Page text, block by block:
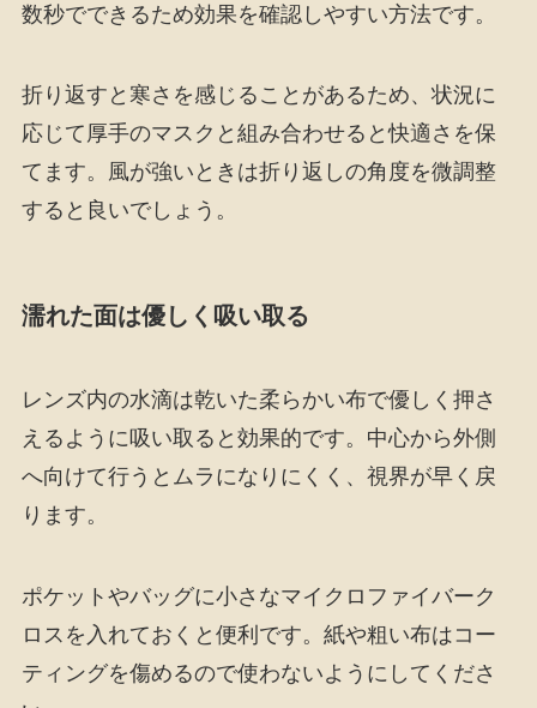
数秒でできるため効果を確認しやすい方法です。
折り返すと寒さを感じることがあるため、状況に
応じて厚手のマスクと組み合わせると快適さを保
てます。風が強いときは折り返しの角度を微調整
すると良いでしょう。
濡れた面は優しく吸い取る
レンズ内の水滴は乾いた柔らかい布で優しく押さ
えるように吸い取ると効果的です。中心から外側
へ向けて行うとムラになりにくく、視界が早く戻
ります。
ポケットやバッグに小さなマイクロファイバーク
ロスを入れておくと便利です。紙や粗い布はコー
ティングを傷めるので使わないようにしてくださ